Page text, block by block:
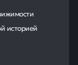
историей